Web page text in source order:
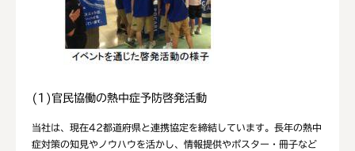
(1)官民協働の熱中症予防啓発活動
当社は、現在42都道府県と連携協定を締結しています。長年の熱中
症対策の知見やノウハウを活かし、情報提供やポスター・冊子など